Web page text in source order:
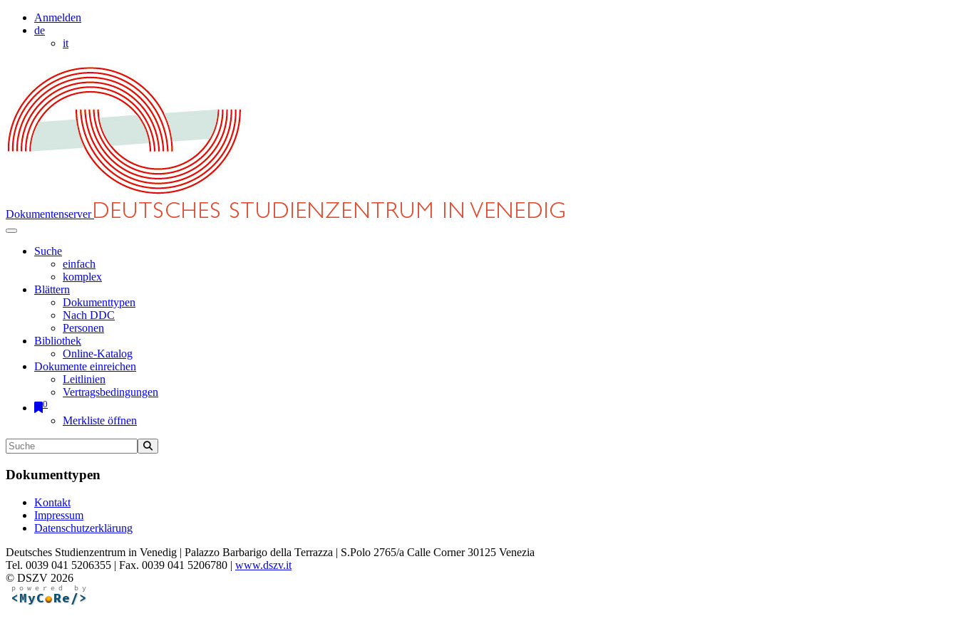
Anmelden
de
it
Dokumentenserver
Suche
einfach
komplex
Blättern
Dokumenttypen
Nach DDC
Personen
Bibliothek
Online-Katalog
Dokumente einreichen
Leitlinien
Vertragsbedingungen
0
Merkliste öffnen
Dokumenttypen
Kontakt
Impressum
Datenschutzerklärung
Deutsches Studienzentrum in Venedig | Palazzo Barbarigo della Terrazza | S.Polo 2765/a Calle Corner 30125 Venezia
Tel. 0039 041 5206355 | Fax. 0039 041 5206780 | www.dszv.it
© DSZV 2026